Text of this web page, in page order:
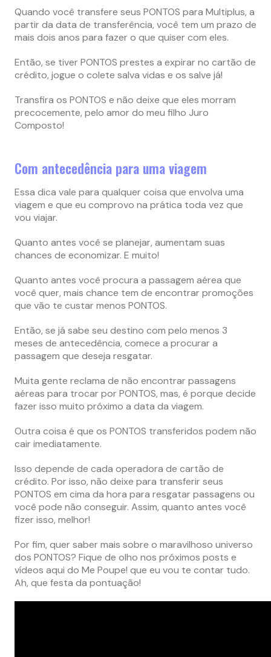
Quando você transfere seus PONTOS para Multiplus, a
partir da data de transferência, você tem um prazo de
mais dois anos para fazer o que quiser com eles.
Então, se tiver PONTOS prestes a expirar no cartão de
crédito, jogue o colete salva vidas e os salve já!
Transfira os PONTOS e não deixe que eles morram
precocemente, pelo amor do meu filho Juro
Composto!
Com antecedência para uma viagem
Essa dica vale para qualquer coisa que envolva uma
viagem e que eu comprovo na prática toda vez que
vou viajar.
Quanto antes você se planejar, aumentam suas
chances de economizar. E muito!
Quanto antes você procura a passagem aérea que
você quer, mais chance tem de encontrar promoções
que vão te custar menos PONTOS.
Então, se já sabe seu destino com pelo menos 3
meses de antecedência, comece a procurar a
passagem que deseja resgatar.
Muita gente reclama de não encontrar passagens
aéreas para trocar por PONTOS, mas, é porque decide
fazer isso muito próximo a data da viagem.
Outra coisa é que os PONTOS transferidos podem não
cair imediatamente.
Isso depende de cada operadora de cartão de
crédito. Por isso, não deixe para transferir seus
PONTOS em cima da hora para resgatar passagens ou
você pode não conseguir. Assim, quanto antes você
fizer isso, melhor!
Por fim, quer saber mais sobre o maravilhoso universo
dos PONTOS? Fique de olho nos próximos posts e
vídeos aqui do Me Poupe! que eu vou te contar tudo.
Ah, que festa da pontuação!